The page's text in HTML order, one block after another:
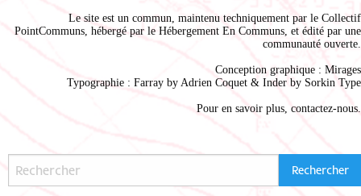
Le site est un commun, maintenu techniquement par le Collectif
PointCommuns , hébergé par le Hébergement En Communs , et édité par une
communauté ouverte.
Conception graphique : Mirages
Typographie : Farray by Adrien Coquet & Inder by Sorkin Type
Pour en savoir plus, contactez-nous